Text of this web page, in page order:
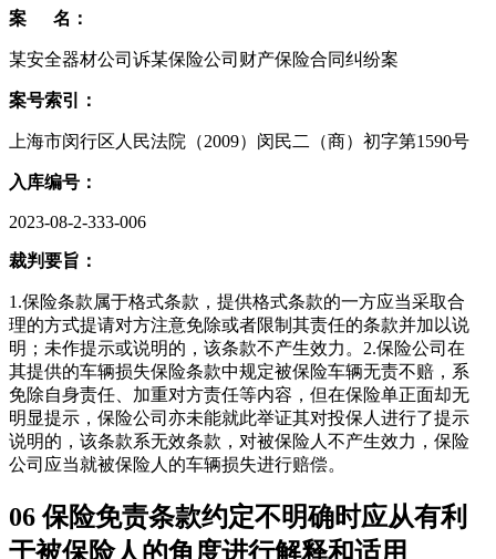
案 名：
某安全器材公司诉某保险公司财产保险合同纠纷案
案号索引：
上海市闵行区人民法院（2009）闵民二（商）初字第1590号
入库编号：
2023-08-2-333-006
裁判要旨：
1.保险条款属于格式条款，提供格式条款的一方应当采取合
理的方式提请对方注意免除或者限制其责任的条款并加以说
明；未作提示或说明的，该条款不产生效力。2.保险公司在
其提供的车辆损失保险条款中规定被保险车辆无责不赔，系
免除自身责任、加重对方责任等内容，但在保险单正面却无
明显提示，保险公司亦未能就此举证其对投保人进行了提示
说明的，该条款系无效条款，对被保险人不产生效力，保险
公司应当就被保险人的车辆损失进行赔偿。
06保险免责条款约定不明确时应从有利
于被保险人的角度进行解释和适用